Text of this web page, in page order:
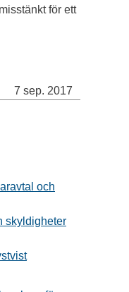
för ett
7 sep. 2017
och
skyldigheter